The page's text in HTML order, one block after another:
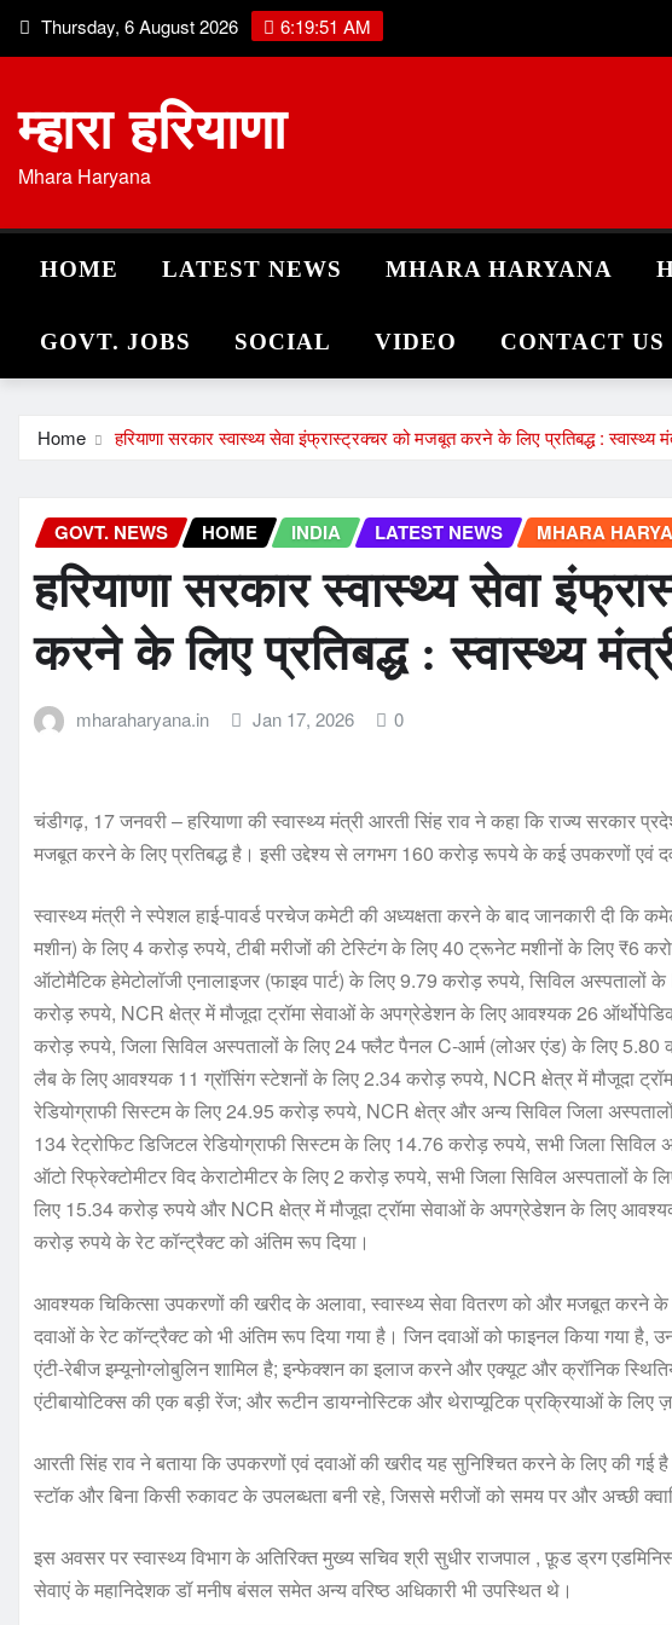
Skip Thursday, 6 August 2026 6:19:51 AM
म्हारा हरियाणा
Mhara Haryana
HOME LATEST NEWS MHARA HARYANA
GOVT. JOBS SOCIAL VIDEO CONTACT US
Home हरियाणा सरकार स्वास्थ्य सेवा इंफ्रास्ट्रक्चर को मजबूत करने के लिए प्रतिबद्ध : स्वास्थ्य
GOVT. NEWS HOME INDIA LATEST NEWS MHARA
हरियाणा सरकार स्वास्थ्य सेवा
करने के लिए प्रतिबद्ध : स्वास्थ्य
mharaharyana.in Jan 17, 2026 0
चंडीगढ़, 17 जनवरी – हरियाणा की स्वास्थ्य मंत्री आरती सिंह राव ने कहा कि राज्य सरकार
मजबूत करने के लिए प्रतिबद्ध है। इसी उद्देश्य से लगभग 160 करोड़ रूपये के कई उपकरणों एवं
स्वास्थ्य मंत्री ने स्पेशल हाई-पावर्ड परचेज कमेटी की अध्यक्षता करने के बाद जानकारी दी
मशीन) के लिए 4 करोड़ रुपये, टीबी मरीजों की टेस्टिंग के लिए 40 ट्रूनेट मशीनों के लिए ₹6
ऑटोमैटिक हेमेटोलॉजी एनालाइजर (फाइव पार्ट) के लिए 9.79 करोड़ रुपये, सिविल
करोड़ रुपये, NCR क्षेत्र में मौजूदा ट्रॉमा सेवाओं के अपग्रेडेशन के लिए आवश्यक 26
करोड़ रुपये, जिला सिविल अस्पतालों के लिए 24 फ्लैट पैनल C-आर्म (लोअर एंड) के लिए 5.80
लैब के लिए आवश्यक 11 ग्रॉसिंग स्टेशनों के लिए 2.34 करोड़ रुपये, NCR क्षेत्र में मौजूदा
रेडियोग्राफी सिस्टम के लिए 24.95 करोड़ रुपये, NCR क्षेत्र और अन्य सिविल जिला
134 रेट्रोफिट डिजिटल रेडियोग्राफी सिस्टम के लिए 14.76 करोड़ रुपये, सभी जिला सिविल
ऑटो रिफ्रेक्टोमीटर विद केराटोमीटर के लिए 2 करोड़ रुपये, सभी जिला सिविल अस्पतालों
लिए 15.34 करोड़ रुपये और NCR क्षेत्र में मौजूदा ट्रॉमा सेवाओं के अपग्रेडेशन के लिए
करोड़ रुपये के रेट कॉन्ट्रैक्ट को अंतिम रूप दिया।
आवश्यक चिकित्सा उपकरणों की खरीद के अलावा, स्वास्थ्य सेवा वितरण को और मजबूत करने
दवाओं के रेट कॉन्ट्रैक्ट को भी अंतिम रूप दिया गया है। जिन दवाओं को फाइनल किया गया है,
एंटी-रेबीज इम्यूनोग्लोबुलिन शामिल है; इन्फेक्शन का इलाज करने और एक्यूट और क्रॉनिक
एंटीबायोटिक्स की एक बड़ी रेंज; और रूटीन डायग्नोस्टिक और थेराप्यूटिक प्रक्रियाओं के
आरती सिंह राव ने बताया कि उपकरणों एवं दवाओं की खरीद यह सुनिश्चित करने के लिए की गई है
स्टॉक और बिना किसी रुकावट के उपलब्धता बनी रहे, जिससे मरीजों को समय पर और अच्छी
इस अवसर पर स्वास्थ्य विभाग के अतिरिक्त मुख्य सचिव श्री सुधीर राजपाल , फ़ूड ड्रग
सेवाएं के महानिदेशक डॉ मनीष बंसल समेत अन्य वरिष्ठ अधिकारी भी उपस्थित थे।